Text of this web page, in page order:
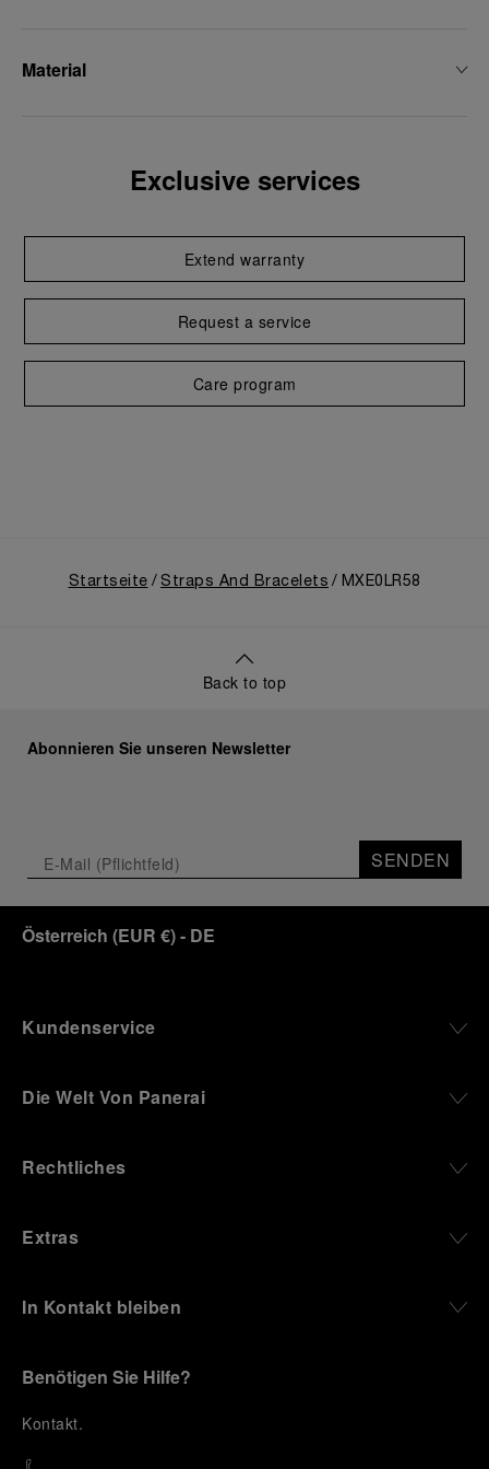
Material
Exclusive services
Extend warranty
Request a service
Care program
Startseite Straps And Bracelets MXE0LR58
Back to top
Abonnieren Sie unseren Newsletter
SENDEN
Österreich (EUR €)- DE
Kundenservice
Die Welt Von Panerai
Rechtliches
Extras
In Kontakt bleiben
Benötigen Sie Hilfe?
Kontakt.